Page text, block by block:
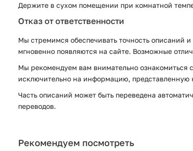
Держите в сухом помещении при комнатной
Отказ от ответственности
Мы стремимся обеспечивать точность описаний
мгновенно появляются на сайте. Возможные
Мы рекомендуем вам внимательно ознакомиться
исключительно на информацию, представленную
Часть описаний может быть переведена
переводов.
Рекомендуем посмотреть